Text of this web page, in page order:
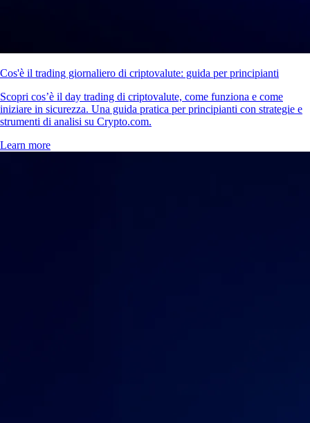
Cos'è il trading giornaliero di criptovalute: guida per principianti
Scopri cos’è il day trading di criptovalute, come funziona e come
iniziare in sicurezza. Una guida pratica per principianti con strategie e
strumenti di analisi su Crypto.com.
Learn more